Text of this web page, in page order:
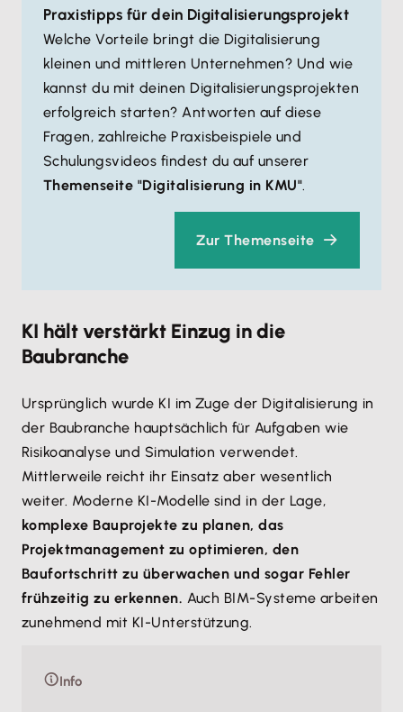
Praxistipps für dein Digitalisierungsprojekt
Welche Vorteile bringt die Digitalisierung
kleinen und mittleren Unternehmen? Und wie
kannst du mit deinen Digitalisierungsprojekten
erfolgreich starten? Antworten auf diese
Fragen, zahlreiche Praxisbeispiele und
Schulungsvideos findest du auf unserer
Themenseite "Digitalisierung in KMU".
Zur Themenseite
KI hält verstärkt Einzug in die
Baubranche
Ursprünglich wurde KI im Zuge der Digitalisierung in
der Baubranche hauptsächlich für Aufgaben wie
Risikoanalyse und Simulation verwendet.
Mittlerweile reicht ihr Einsatz aber wesentlich
weiter. Moderne KI-Modelle sind in der Lage,
komplexe Bauprojekte zu planen, das
Projektmanagement zu optimieren, den
Baufortschritt zu überwachen und sogar Fehler
frühzeitig zu erkennen. Auch BIM-Systeme arbeiten
zunehmend mit KI-Unterstützung.
Info